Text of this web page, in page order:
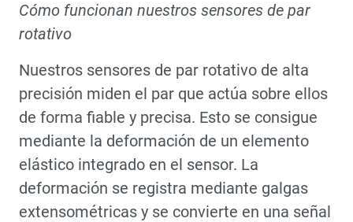
Cómo funcionan nuestros sensores de par
rotativo
Nuestros sensores de par rotativo de alta
precisión miden el par que actúa sobre ellos
de forma fiable y precisa. Esto se consigue
mediante la deformación de un elemento
elástico integrado en el sensor. La
deformación se registra mediante galgas
extensométricas y se convierte en una señal